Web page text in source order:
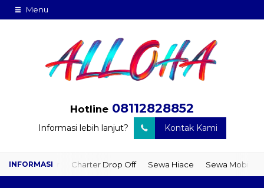
Menu
Hotline 08112828852
Informasi lebih lanjut? Kontak Kami
Door Charter Drop Off Sewa Hiace Sewa Mobil Plus Driver